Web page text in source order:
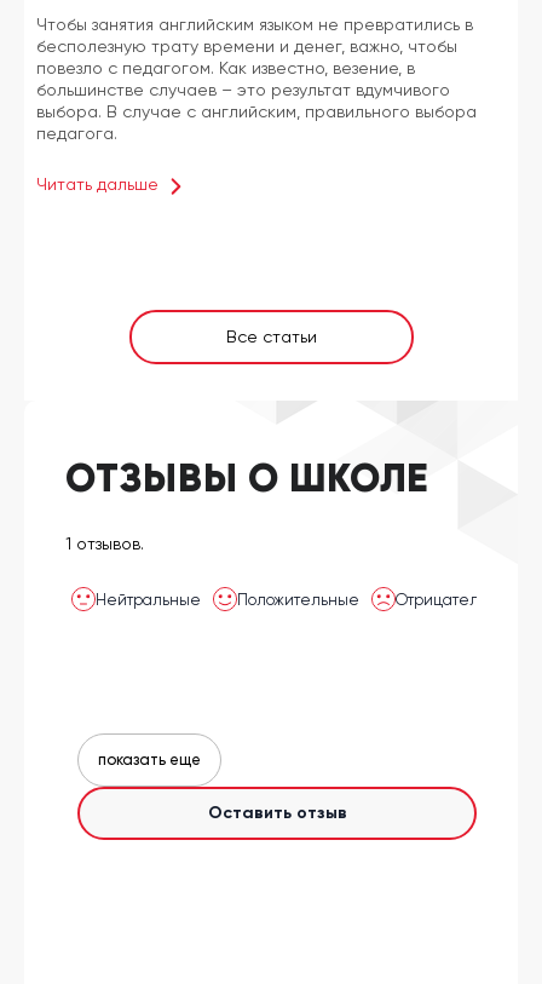
Чтобы занятия английским языком не превратились в
бесполезную трату времени и денег, важно, чтобы
повезло с педагогом. Как известно, везение, в
большинстве случаев – это результат вдумчивого
выбора. В случае с английским, правильного выбора
педагога.
Читать дальше
Все статьи
ОТЗЫВЫ О ШКОЛЕ
1 отзывов.
Нейтральные Положительные Отрицательные
показать еще
Оставить отзыв